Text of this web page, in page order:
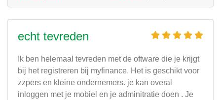
echt tevreden
Ik ben helemaal tevreden met de oftware die je krijgt
bij het registreren bij myfinance. Het is geschikt voor
zzpers en kleine ondernemers. je kan overal
inloggen met je mobiel en je adminitratie doen . Je